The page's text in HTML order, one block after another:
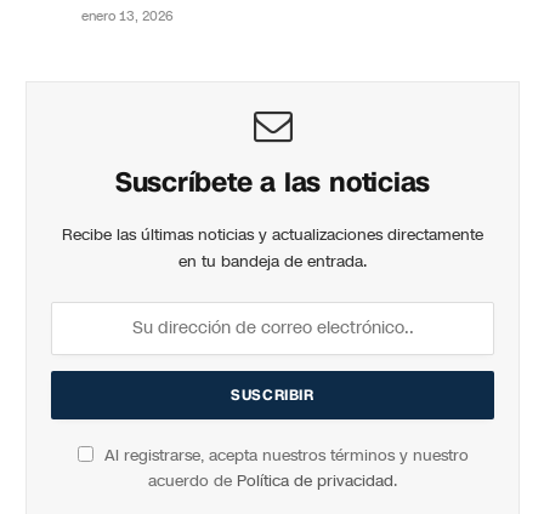
enero 13, 2026
Suscríbete a las noticias
Recibe las últimas noticias y actualizaciones directamente
en tu bandeja de entrada.
Al registrarse, acepta nuestros términos y nuestro
acuerdo de Política de privacidad.